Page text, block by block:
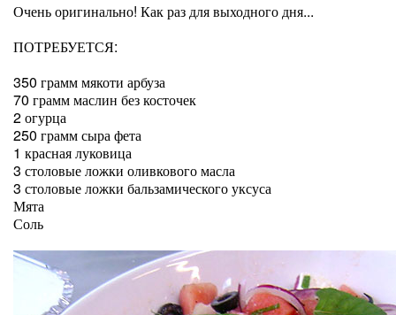
Очень оригинально! Как раз для выходного дня...
ПОТРЕБУЕТСЯ:
350 грамм мякоти арбуза
70 грамм маслин без косточек
2 огурца
250 грамм сыра фета
1 красная луковица
3 столовые ложки оливкового масла
3 столовые ложки бальзамического уксуса
Мята
Соль